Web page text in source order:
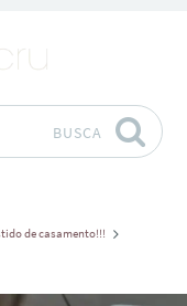
BUSCA
de casamento!!!